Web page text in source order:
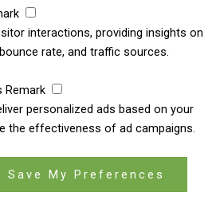
interactions, providing insights on
rate, and traffic sources.
Remark
personalized ads based on your
the effectiveness of ad campaigns.
Save My Preferences